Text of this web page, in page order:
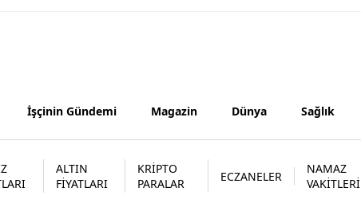
Şırnak
Bartın
Ardahan
İşçinin Gündemi Magazin Dünya Sağlık
ALTIN
FİYATLARI
KRİPTO
PARALAR
ECZANELER
NAMAZ
VAKİTLERİ